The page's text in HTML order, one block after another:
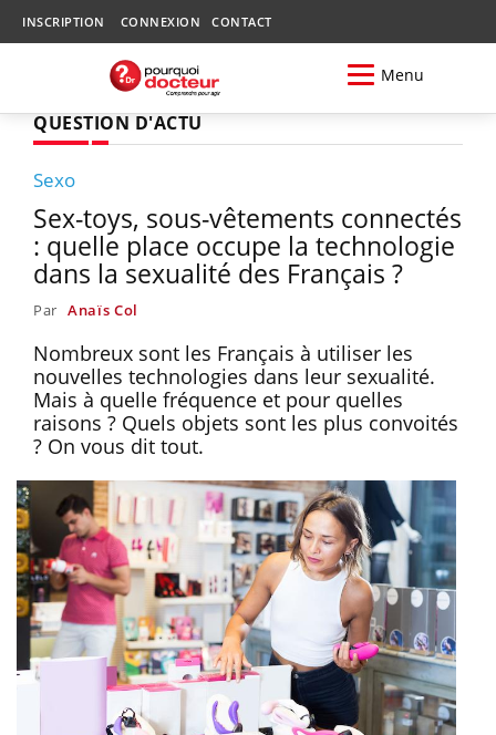
INSCRIPTION CONNEXION CONTACT
Menu
QUESTION D'ACTU
Sexo
Sex-toys, sous-vêtements connectés
: quelle place occupe la technologie
dans la sexualité des Français ?
Par Anaïs Col
Nombreux sont les Français à utiliser les
nouvelles technologies dans leur sexualité.
Mais à quelle fréquence et pour quelles
raisons ? Quels objets sont les plus convoités
? On vous dit tout.